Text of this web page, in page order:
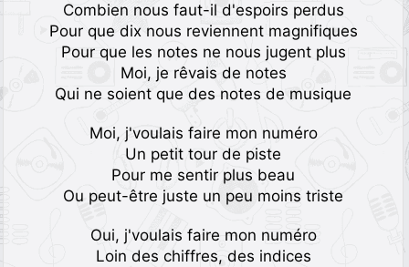
Combien nous faut-il d'espoirs perdus
Pour que dix nous reviennent magnifiques
Pour que les notes ne nous jugent plus
Moi, je rêvais de notes
Qui ne soient que des notes de musique
Moi, j'voulais faire mon numéro
Un petit tour de piste
Pour me sentir plus beau
Ou peut-être juste un peu moins triste
Oui, j'voulais faire mon numéro
Loin des chiffres, des indices